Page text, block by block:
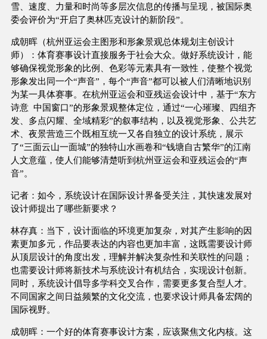
雪、速度、力量和时尚等多层次信息的传播与呈现，被国际奥
委会评价为“开启了奥林匹克设计的新阶段”。
成朝晖（杭州亚运会主图形和形象景观总体规划主创设计
师）：体育赛事设计直接服务于社会大众。做好系统设计，能
够确保视觉形象的比例、色彩等元素具有一致性，使整个视觉
形象发出同一个“声音”，每个“声音”都可以被人们清晰地识别
为某一具体赛事。在杭州亚运会和亚残运会设计中，基于“东方
诗意 中国窗口”的形象景观整体定位，通过“一心璀璨、四组齐
发、多点闪耀、全域精彩”的叙事结构，以及视觉形象、公共艺
术、夜景营造三个既相互统一又各自独立的设计系统，展示
了“三面云山一面城”的独特山水画卷和“钱塘自古繁华”的江南
人文意蕴，使人们能够清楚听到杭州亚运会和亚残运会的“声
音”。
记者：如今，系统设计在国际设计界备受关注，其快速发展对
设计师提出了哪些新要求？
林存真：当下，设计面临的环境更加复杂，对其产生影响的因
素更加多元，作品要表达的内容也更加丰富，这既需要设计师
从顶层设计的角度出发，理解并解决复杂性和关联性的问题；
也需要设计师将新技术与系统设计有机结合，实现设计创新。
同时，系统设计倡导多学科交叉合作，需要更多复合型人才。
不同国家之间日益频繁的文化交流，也要求设计师具备宏阔的
国际视野。
成朝晖：一个好的体育赛事设计方案，应该聚焦文化内核。这